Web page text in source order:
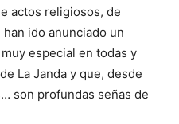
actos religiosos, de
ido anunciado un
especial en todas y
La Janda y que, desde
son profundas señas de